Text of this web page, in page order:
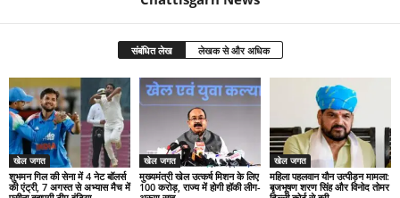
संबंधित लेख लेखक से और अधिक
खेल जगत
शुभमन गिल की सेना में 4 नेट बॉलर्स
की एंट्री, 7 अगस्त से अभ्यास मैच में
खेल जगत
मुख्यमंत्री खेल उत्कर्ष मिशन के लिए
100 करोड़, राज्य में होगी हॉकी लीग-
खेल जगत
महिला पहलवान यौन उत्पीड़न मामला:
बृजभूषण शरण सिंह और विनोद तोमर